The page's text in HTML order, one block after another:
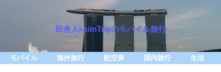
田舎人i-simTripのモバイル旅行
モバイル 海外旅行 航空券 国内旅行 生活